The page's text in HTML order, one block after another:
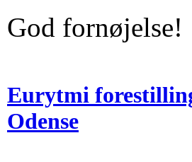
God fornøjelse!
Eurytmi
Odense